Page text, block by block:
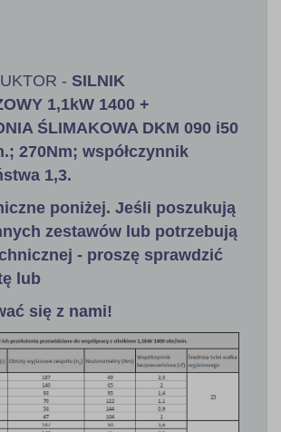
- SILNIK
1,1kW 1400 +
ŚLIMAKOWA DKM 090 i50
270Nm; współczynnik
1,3.
poniżej. Jeśli poszukują
zestawów lub potrzebują
- proszę sprawdzić
lub
się z nami!